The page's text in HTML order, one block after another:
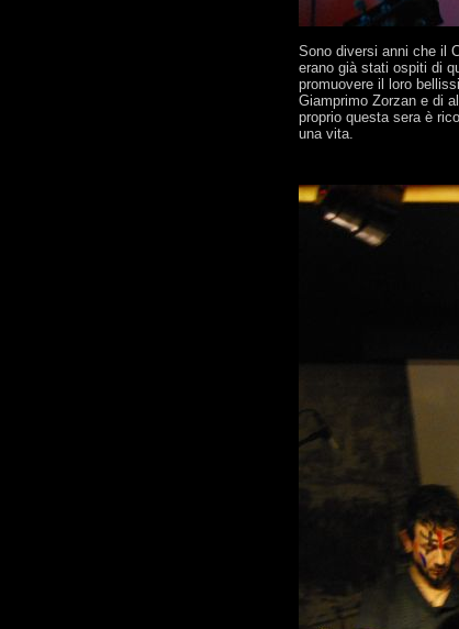
Sono diversi anni che il
erano già stati ospiti di
promuovere il loro
Giamprimo Zorzan e di
proprio questa sera è
una vita.